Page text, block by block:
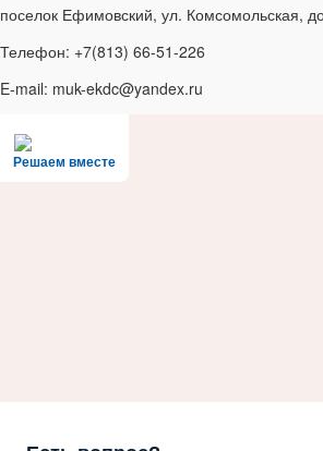
поселок Ефимовский, ул. Комсомольская,
Телефон: +7(813) 66-51-226
E-mail: muk-ekdc@yandex.ru
Решаем вместе